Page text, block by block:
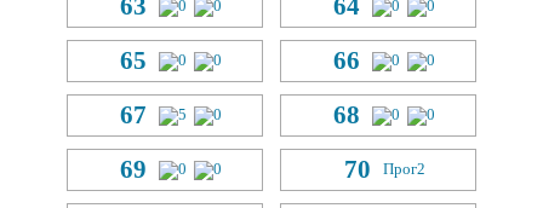
63 0 0 64 0 0
65 0 0 66 0 0
67 5 0 68 0 0
69 0 0 70 Прог2